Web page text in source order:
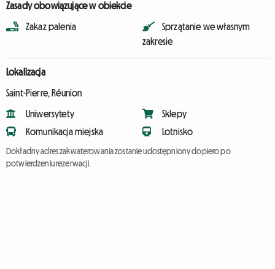
Zasady obowiązujące w obiekcie
Zakaz palenia
Sprzątanie we własnym
zakresie
Lokalizacja
Saint-Pierre, Réunion
Uniwersytety
Komunikacja miejska
Sklepy
Lotnisko
Dokładny adres zakwaterowania zostanie udostępniony dopiero po
potwierdzeniu rezerwacji.